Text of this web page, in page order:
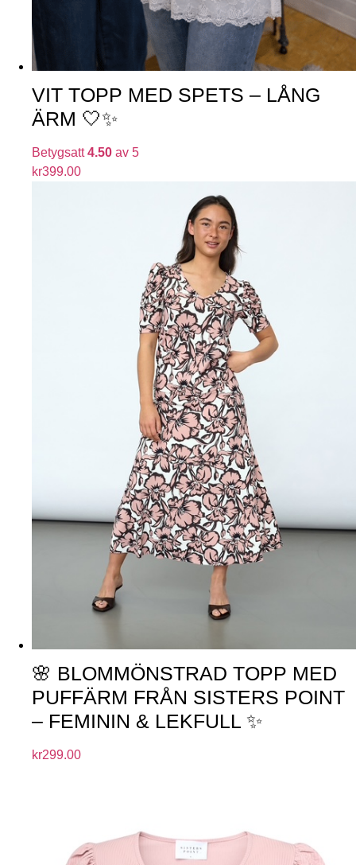
VIT TOPP MED SPETS – LÅNG
ÄRM 🤍✨
Betygsatt4.50 av 5
kr399.00
🌸 BLOMMÖNSTRAD TOPP MED
PUFFÄRM FRÅN SISTERS POINT
– FEMININ & LEKFULL ✨
kr299.00